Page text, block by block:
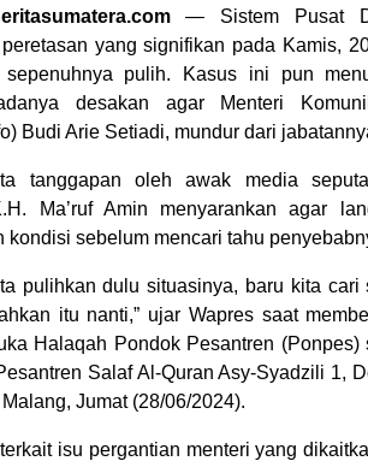
— Sistem Pusat
yang signifikan pada Kamis,
pulih. Kasus ini pun
desakan agar Menteri
Budi Arie Setiadi, mundur dari
tanggapan oleh awak media
Ma’ruf Amin menyarankan agar
kondisi sebelum mencari tahu
pulihkan dulu situasinya, baru kita cari
itu nanti,” ujar Wapres saat
Halaqah Pondok Pesantren (Ponpes)
Salaf Al-Quran Asy-Syadzili 1,
Jumat (28/06/2024).
isu pergantian menteri yang